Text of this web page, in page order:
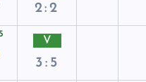
2:2
V
3:5